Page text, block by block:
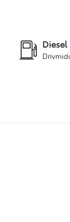
Diesel